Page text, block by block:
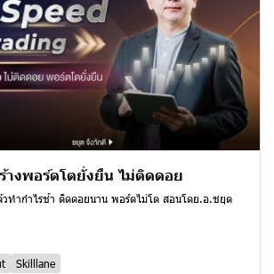
างพอร์ตโตยั่งยืน ไม่ติดดอย
ทำกำไรช้า ติดดอยนาน พอร์ตไม่โต สอนโดย.อ.ชยุต
Skilllane